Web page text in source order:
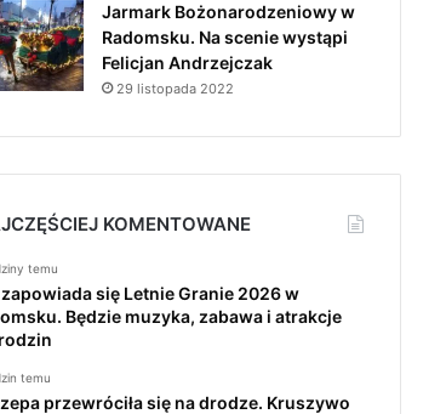
Jarmark Bożonarodzeniowy w
Radomsku. Na scenie wystąpi
Felicjan Andrzejczak
29 listopada 2022
KOMENTOWANE
temu
zapowiada się Letnie Granie 2026 w
Będzie muzyka, zabawa i atrakcje
temu
przewróciła się na drodze. Kruszywo